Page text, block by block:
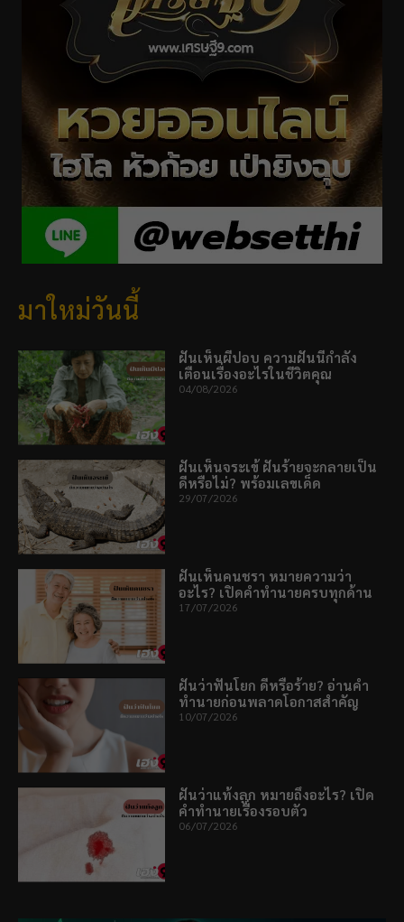
มาใหม่วันนี้
ฝันเห็นผีปอบ ความฝันนี้กำลัง
เตือนเรื่องอะไรในชีวิตคุณ
04/08/2026
ฝันเห็นจระเข้ ฝันร้ายจะกลายเป็น
ดีหรือไม่? พร้อมเลขเด็ด
29/07/2026
ฝันเห็นคนชรา หมายความว่า
อะไร? เปิดคำทำนายครบทุกด้าน
17/07/2026
ฝันว่าฟันโยก ดีหรือร้าย? อ่านคำ
ทำนายก่อนพลาดโอกาสสำคัญ
10/07/2026
ฝันว่าแท้งลูก หมายถึงอะไร? เปิด
คำทำนายเรื่องรอบตัว
06/07/2026